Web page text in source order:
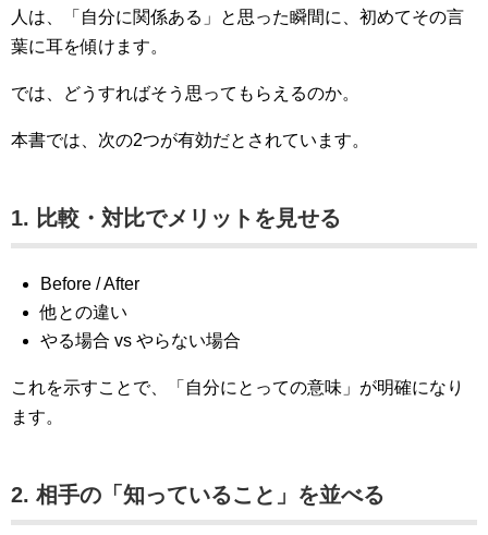
人は、「自分に関係ある」と思った瞬間に、初めてその言
葉に耳を傾けます。
では、どうすればそう思ってもらえるのか。
本書では、次の2つが有効だとされています。
1. 比較・対比でメリットを見せる
Before / After
他との違い
やる場合 vs やらない場合
これを示すことで、「自分にとっての意味」が明確になり
ます。
2. 相手の「知っていること」を並べる